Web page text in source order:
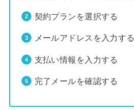
契約プランを選択する
メールアドレスを入力する
支払い情報を入力する
完了メールを確認する